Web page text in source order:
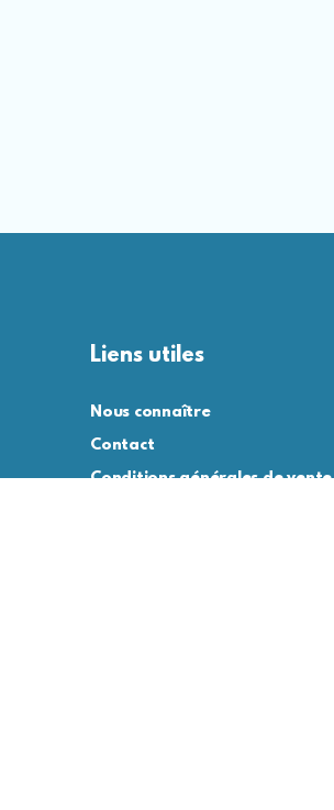
Liens utiles
Nous connaître
Contact
Conditions générales de vente